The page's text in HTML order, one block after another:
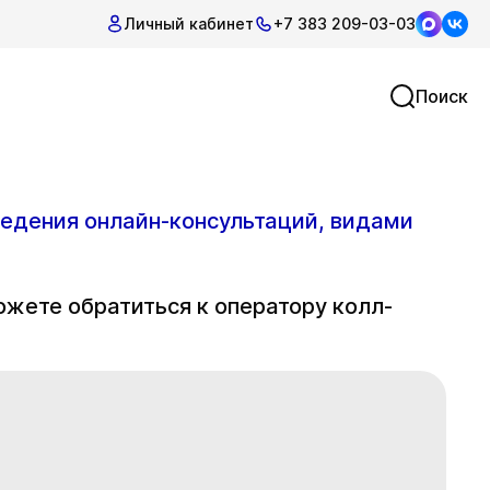
Личный кабинет +7 383 209-03-03
Поиск
онлайн-консультаций, видами
обратиться к оператору колл-